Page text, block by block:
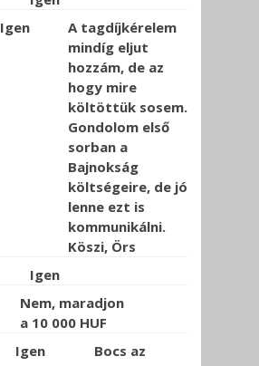
Igen
A tagdíjkérelem
mindíg eljut
hozzám, de az
hogy mire
költöttük sosem.
Gondolom első
sorban a
Bajnokság
költségeire, de jó
lenne ezt is
kommunikálni.
Köszi, Örs
Igen
Nem, maradjon
a 10 000 HUF
Igen
Bocs az